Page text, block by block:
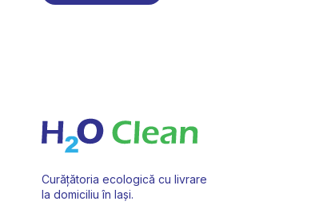
Curățătoria ecologică cu livrare
la domiciliu în Iași.